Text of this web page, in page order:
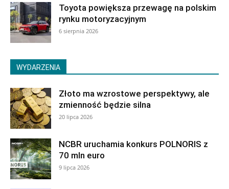
Toyota powiększa przewagę na polskim
rynku motoryzacyjnym
6 sierpnia 2026
WYDARZENIA
Złoto ma wzrostowe perspektywy, ale
zmienność będzie silna
20 lipca 2026
NCBR uruchamia konkurs POLNORIS z
70 mln euro
9 lipca 2026